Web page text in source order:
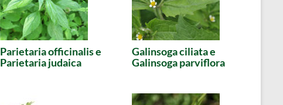
Parietaria officinalis e
Parietaria judaica
Galinsoga ciliata e
Galinsoga parviflora